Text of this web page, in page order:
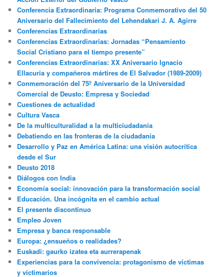
Conferencia Extraordinaria: Programa Conmemorativo del 50
Aniversario del Fallecimiento del Lehendakari J. A. Agirre
Conferencias Extraordinarias
Conferencias Extraordinarias: Jornadas “Pensamiento
Social Cristiano para el tiempo presente”
Conferencias Extraordinarias: XX Aniversario Ignacio
Ellacuria y compañeros mártires de El Salvador (1989-2009)
Conmemoración del 75º Aniversario de la Universidad
Comercial de Deusto: Empresa y Sociedad
Cuestiones de actualidad
Cultura Vasca
De la multiculturalidad a la multiciudadania
Debatiendo en las fronteras de la ciudadanía
Desarrollo y Paz en América Latina: una visión autocrítica
desde el Sur
Deusto 2018
Diálogos con India
Economía social: innovación para la transformación social
Educación. Una incógnita en el cambio actual
El presente discontinuo
Empleo Joven
Empresa y banca responsable
Europa: ¿ensueños o realidades?
Euskadi: gaurko izatea eta aurrerapenak
Experiencias para la convivencia: protagonismo de víctimas
y victimarios